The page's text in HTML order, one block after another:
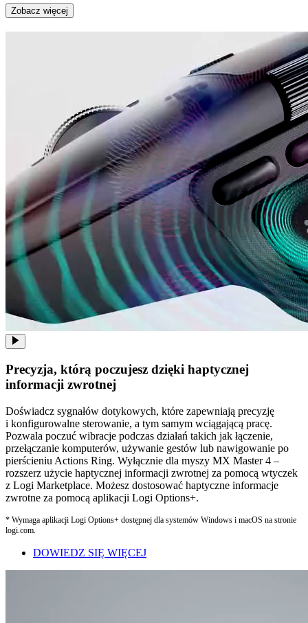
Zobacz więcej
Precyzja, którą poczujesz dzięki haptycznej
informacji zwrotnej
Doświadcz sygnałów dotykowych, które zapewniają precyzję
i konfigurowalne sterowanie, a tym samym wciągającą pracę.
Pozwala poczuć wibracje podczas działań takich jak łączenie,
przełączanie komputerów, używanie gestów lub nawigowanie po
pierścieniu Actions Ring. Wyłącznie dla myszy MX Master 4 –
rozszerz użycie haptycznej informacji zwrotnej za pomocą wtyczek
z Logi Marketplace. Możesz dostosować haptyczne informacje
zwrotne za pomocą aplikacji Logi Options+.
* Wymaga aplikacji Logi Options+ dostępnej dla systemów Windows i macOS na stronie
logi.com.
DOWIEDZ SIĘ WIĘCEJ